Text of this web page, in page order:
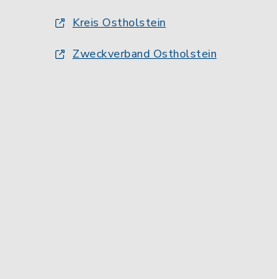
Kreis Ostholstein
Zweckverband Ostholstein